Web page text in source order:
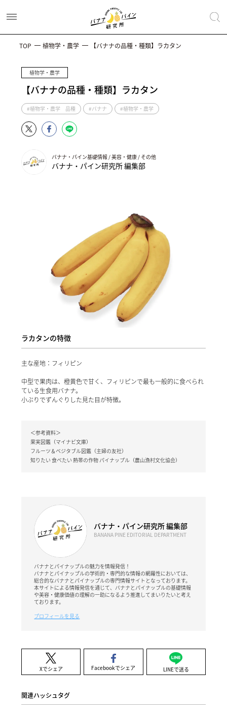
TOP 植物学・農学 【バナナの品種・種類】ラカタン
植物学・農学
【バナナの品種・種類】ラカタン
#植物学・農学 品種 #バナナ #植物学・農学
バナナ・パイン基礎情報 / 美容・健康 / その他
バナナ・パイン研究所 編集部
ラカタンの特徴
主な産地：フィリピン
中型で果肉は、橙黄色で甘く、フィリピンで最も一般的に食べられ
ている生食用バナナ。
小ぶりでずんぐりした見た目が特徴。
＜参考資料＞
果実図鑑（マイナビ文庫）
フルーツ＆ベジタブル図鑑（主婦の友社）
知りたい 食べたい 熱帯の作物 パイナップル（農山漁村文化協会）
バナナ・パイン研究所 編集部
BANANA PINE EDITORIAL DEPARTMENT
バナナとパイナップルの魅力を情報発信！
バナナとパイナップルの学術的・専門的な情報の網羅性においては、
総合的なバナナとパイナップルの専門情報サイトとなっております。
本サイトによる情報発信を通じて、バナナとパイナップルの基礎情報
や美容・健康価値の理解の一助になるよう推進してまいりたいと考え
ております。
プロフィールを見る
Xでシェア Facebookでシェア LINEで送る
関連ハッシュタグ